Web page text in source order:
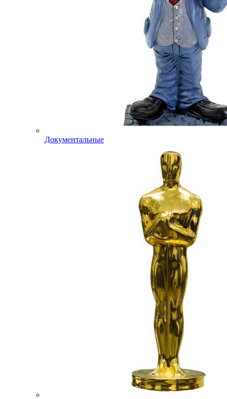
Документальные